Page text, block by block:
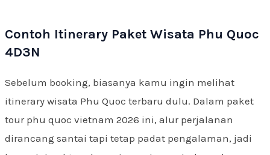
Contoh Itinerary Paket Wisata Phu Quoc
4D3N
Sebelum booking, biasanya kamu ingin melihat
itinerary wisata Phu Quoc terbaru dulu. Dalam paket
tour phu quoc vietnam 2026 ini, alur perjalanan
dirancang santai tapi tetap padat pengalaman, jadi